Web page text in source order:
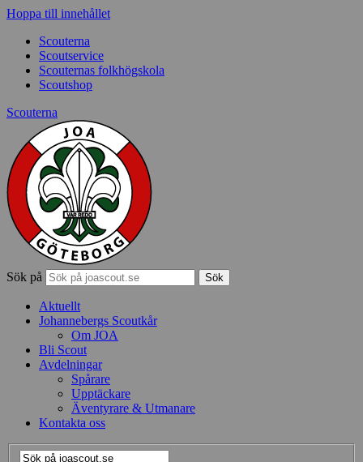
Hoppa till innehållet
Scouterna
Scoutservice
Scouternas folkhögskola
Scoutshop
Scouterna
Sök på
Aktuellt
Johannebergs Scoutkår
Om JOA
Bli Scout
Avdelningar
Spårare
Upptäckare
Äventyrare & Utmanare
Kontakta oss